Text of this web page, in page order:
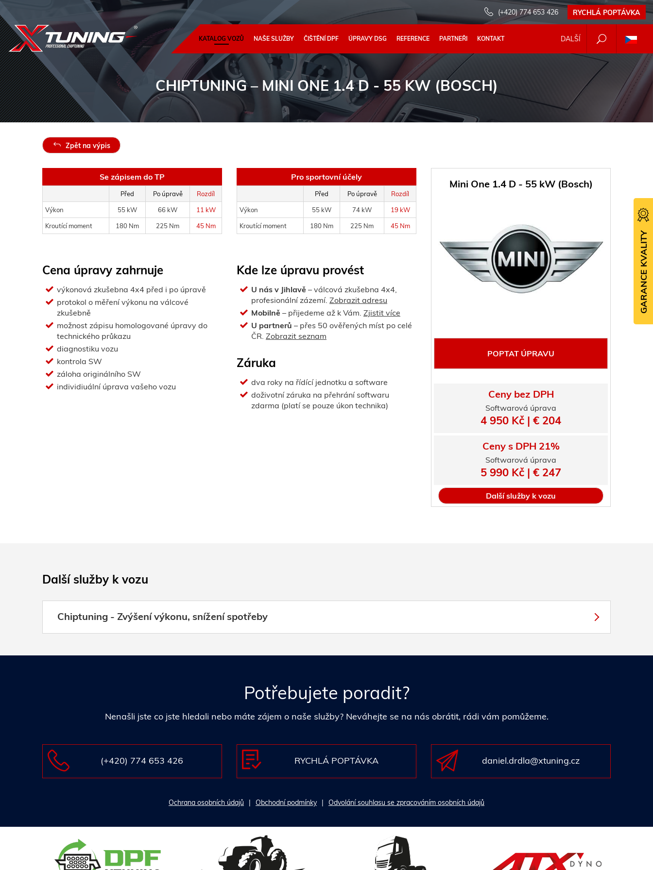
(+420) 774 653 426 RYCHLÁ POPTÁVKA
DALŠÍ
KATALOG VOZŮ NAŠE SLUŽBY ČIŠTĚNÍ DPF ÚPRAVY DSG REFERENCE PARTNEŘI KONTAKT
CHIPTUNING– MINI ONE 1.4 D - 55 KW (BOSCH)
Zpět na výpis
Mini One 1.4 D - 55 kW (Bosch)
POPTAT ÚPRAVU
Ceny bez DPH
Softwarová úprava
4 950 Kč | € 204
Ceny s DPH 21%
Softwarová úprava
5 990 Kč | € 247
Další služby k vozu
Se zápisem do TP
Před Po úpravě Rozdíl
Výkon 55 kW 66 kW 11 kW
Kroutící moment 180 Nm 225 Nm 45 Nm
Pro sportovní účely
Před Po úpravě Rozdíl
Výkon 55 kW 74 kW 19 kW
Kroutící moment 180 Nm 225 Nm 45 Nm
Cena úpravy zahrnuje
výkonová zkušebna 4x4 před i po úpravě
protokol o měření výkonu na válcové
zkušebně
možnost zápisu homologované úpravy do
technického průkazu
diagnostiku vozu
kontrola SW
záloha originálního SW
individiuální úprava vašeho vozu
Kde lze úpravu provést
U nás v Jihlavě – válcová zkušebna 4x4,
profesionální zázemí. Zobrazit adresu
Mobilně – přijedeme až k Vám. Zjistit více
U partnerů – přes 50 ověřených míst po celé
ČR. Zobrazit seznam
Záruka
dva roky na řídící jednotku a software
doživotní záruka na přehrání softwaru
zdarma (platí se pouze úkon technika)
Další služby k vozu
Chiptuning - Zvýšení výkonu, snížení spotřeby
Potřebujete poradit?
Nenašli jste co jste hledali nebo máte zájem o naše služby? Neváhejte se na nás obrátit, rádi vám pomůžeme.
(+420) 774 653 426 RYCHLÁ POPTÁVKA daniel.drdla@xtuning.cz
Ochrana osobních údajů Obchodní podmínky Odvolání souhlasu se zpracováním osobních údajů
GARANCE KVALITY